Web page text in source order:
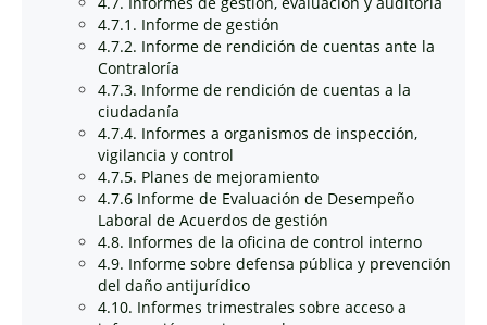
4.7.1. Informe de gestión
4.7.2. Informe de rendición de cuentas ante la
Contraloría
4.7.3. Informe de rendición de cuentas a la
ciudadanía
4.7.4. Informes a organismos de inspección,
vigilancia y control
4.7.5. Planes de mejoramiento
4.7.6 Informe de Evaluación de Desempeño
Laboral de Acuerdos de gestión
4.8. Informes de la oficina de control interno
4.9. Informe sobre defensa pública y prevención
del daño antijurídico
4.10. Informes trimestrales sobre acceso a